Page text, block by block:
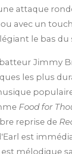
attaque
avec un
le bas du
Jimmy
les plus
Food for
reprise de
est
mélodique